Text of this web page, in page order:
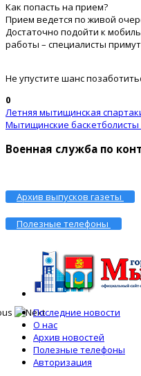
Как попасть на прием?
Прием ведется по живой
Достаточно подойти к
работы – специалисты
Не упустите шанс
0
Летняя мытищинская
Мытищинские
Военная служба по
Архив выпусков газеты
Полезные телефоны
Последние новости
О нас
Архив новостей
Полезные телефоны
Авторизация